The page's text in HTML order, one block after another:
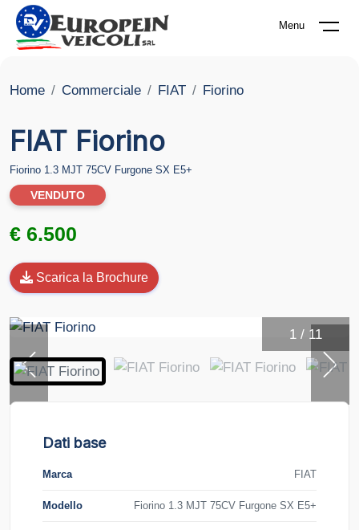
Menu
Home Commerciale FIAT Fiorino
FIAT Fiorino
Fiorino 1.3 MJT 75CV Furgone SX E5+
VENDUTO
€ 6.500
Scarica la Brochure
1 / 11
Dati base
Marca FIAT
Modello Fiorino 1.3 MJT 75CV Furgone SX E5+